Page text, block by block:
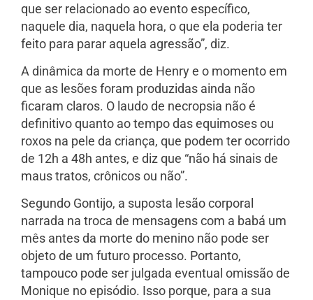
que ser relacionado ao evento específico,
naquele dia, naquela hora, o que ela poderia ter
feito para parar aquela agressão”, diz.
A dinâmica da morte de Henry e o momento em
que as lesões foram produzidas ainda não
ficaram claros. O laudo de necropsia não é
definitivo quanto ao tempo das equimoses ou
roxos na pele da criança, que podem ter ocorrido
de 12h a 48h antes, e diz que “não há sinais de
maus tratos, crônicos ou não”.
Segundo Gontijo, a suposta lesão corporal
narrada na troca de mensagens com a babá um
mês antes da morte do menino não pode ser
objeto de um futuro processo. Portanto,
tampouco pode ser julgada eventual omissão de
Monique no episódio. Isso porque, para a sua